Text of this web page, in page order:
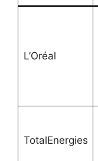
L’Oréal
TotalEnergies